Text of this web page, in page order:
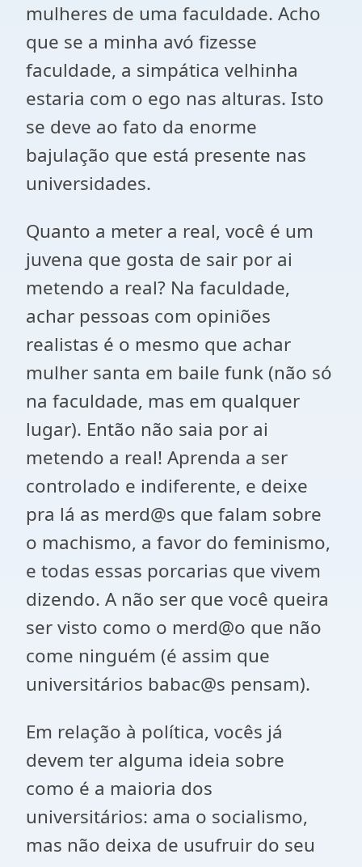
mulheres de uma faculdade. Acho
que se a minha avó fizesse
faculdade, a simpática velhinha
estaria com o ego nas alturas. Isto
se deve ao fato da enorme
bajulação que está presente nas
universidades.
Quanto a meter a real, você é um
juvena que gosta de sair por ai
metendo a real? Na faculdade,
achar pessoas com opiniões
realistas é o mesmo que achar
mulher santa em baile funk (não só
na faculdade, mas em qualquer
lugar). Então não saia por ai
metendo a real! Aprenda a ser
controlado e indiferente, e deixe
pra lá as merd@s que falam sobre
o machismo, a favor do feminismo,
e todas essas porcarias que vivem
dizendo. A não ser que você queira
ser visto como o merd@o que não
come ninguém (é assim que
universitários babac@s pensam).
Em relação à política, vocês já
devem ter alguma ideia sobre
como é a maioria dos
universitários: ama o socialismo,
mas não deixa de usufruir do seu